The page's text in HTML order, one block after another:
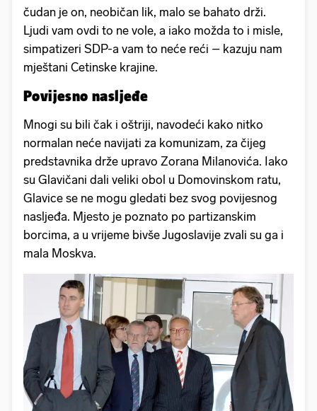
čudan je on, neobičan lik, malo se bahato drži.
Ljudi vam ovdi to ne vole, a iako možda to i misle,
simpatizeri SDP-a vam to neće reći – kazuju nam
mještani Cetinske krajine.
Povijesno nasljeđe
Mnogi su bili čak i oštriji, navodeći kako nitko
normalan neće navijati za komunizam, za čijeg
predstavnika drže upravo Zorana Milanovića. Iako
su Glavičani dali veliki obol u Domovinskom ratu,
Glavice se ne mogu gledati bez svog povijesnog
nasljeđa. Mjesto je poznato po partizanskim
borcima, a u vrijeme bivše Jugoslavije zvali su ga i
mala Moskva.